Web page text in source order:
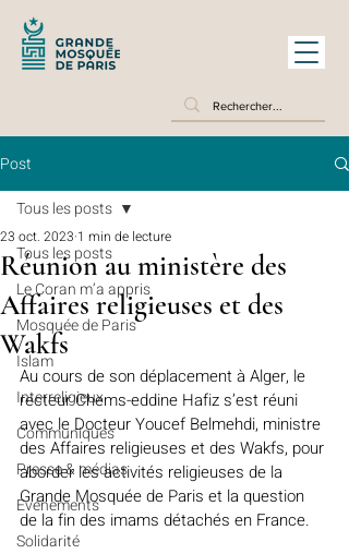
Post
Tous les posts
Le Coran m’a appris
Mosquée de Paris
Islam
Interreligieux
Communiqués
Presse & médias
Evénements
Solidarité
Tous les posts
Réunion au ministère des
Affaires religieuses et des
Wakfs
23 oct. 2023 1 min de lecture
Au cours de son déplacement à Alger, le
recteur Chems-eddine Hafiz s’est réuni
avec le Docteur Youcef Belmehdi, ministre
des Affaires religieuses et des Wakfs, pour
aborder les activités religieuses de la
Grande Mosquée de Paris et la question
de la fin des imams détachés en France.